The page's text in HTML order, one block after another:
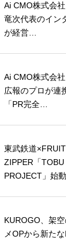
Ai CMO株式会
竜次代表のイン
が経営…
Ai CMO株式会社
広報のプロが連
「PR完全…
東武鉄道
ZIPPER「TOBU
PROJECT」始
KUROGO、架
メOPから新た